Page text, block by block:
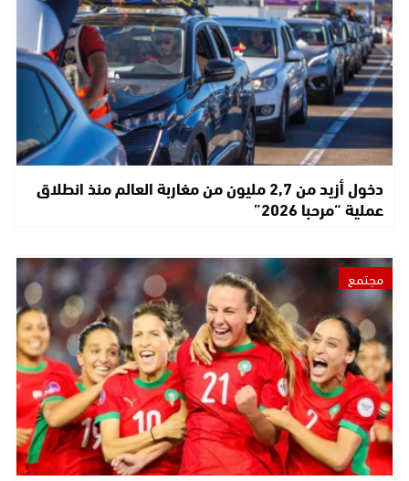
دخول أزيد من 2,7 مليون من مغاربة العالم منذ انطلاق
عملية “مرحبا 2026”
مجتمع